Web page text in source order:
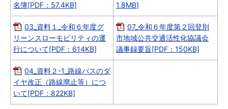
名簿[PDF：57.4KB]
1.8MB]
03_資料１_令和６年度グ
リーンスローモビリティの運
行について[PDF：614KB]
07_令和６年度第２回登別
市地域公共交通活性化協議会
議事録要旨[PDF：150KB]
04_資料２-1_路線バスのダ
イヤ改正（路線廃止等）につ
いて[PDF：822KB]